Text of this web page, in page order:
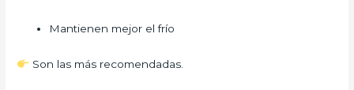
Mantienen mejor el frío
Son las más recomendadas.